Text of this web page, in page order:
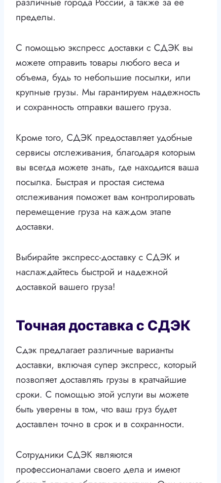
пределы.
С помощью экспресс доставки с СДЭК вы
можете отправить товары любого веса и
объема, будь то небольшие посылки, или
крупные грузы. Мы гарантируем надежность
и сохранность отправки вашего груза.
Кроме того, СДЭК предоставляет удобные
сервисы отслеживания, благодаря которым
вы всегда можете знать, где находится ваша
посылка. Быстрая и простая система
отслеживания поможет вам контролировать
перемещение груза на каждом этапе
доставки.
Выбирайте экспресс-доставку с СДЭК и
наслаждайтесь быстрой и надежной
доставкой вашего груза!
Точная доставка с СДЭК
Сдэк предлагает различные варианты
доставки, включая супер экспресс, который
позволяет доставлять грузы в кратчайшие
сроки. С помощью этой услуги вы можете
быть уверены в том, что ваш груз будет
доставлен точно в срок и в сохранности.
Сотрудники СДЭК являются
профессионалами своего дела и имеют